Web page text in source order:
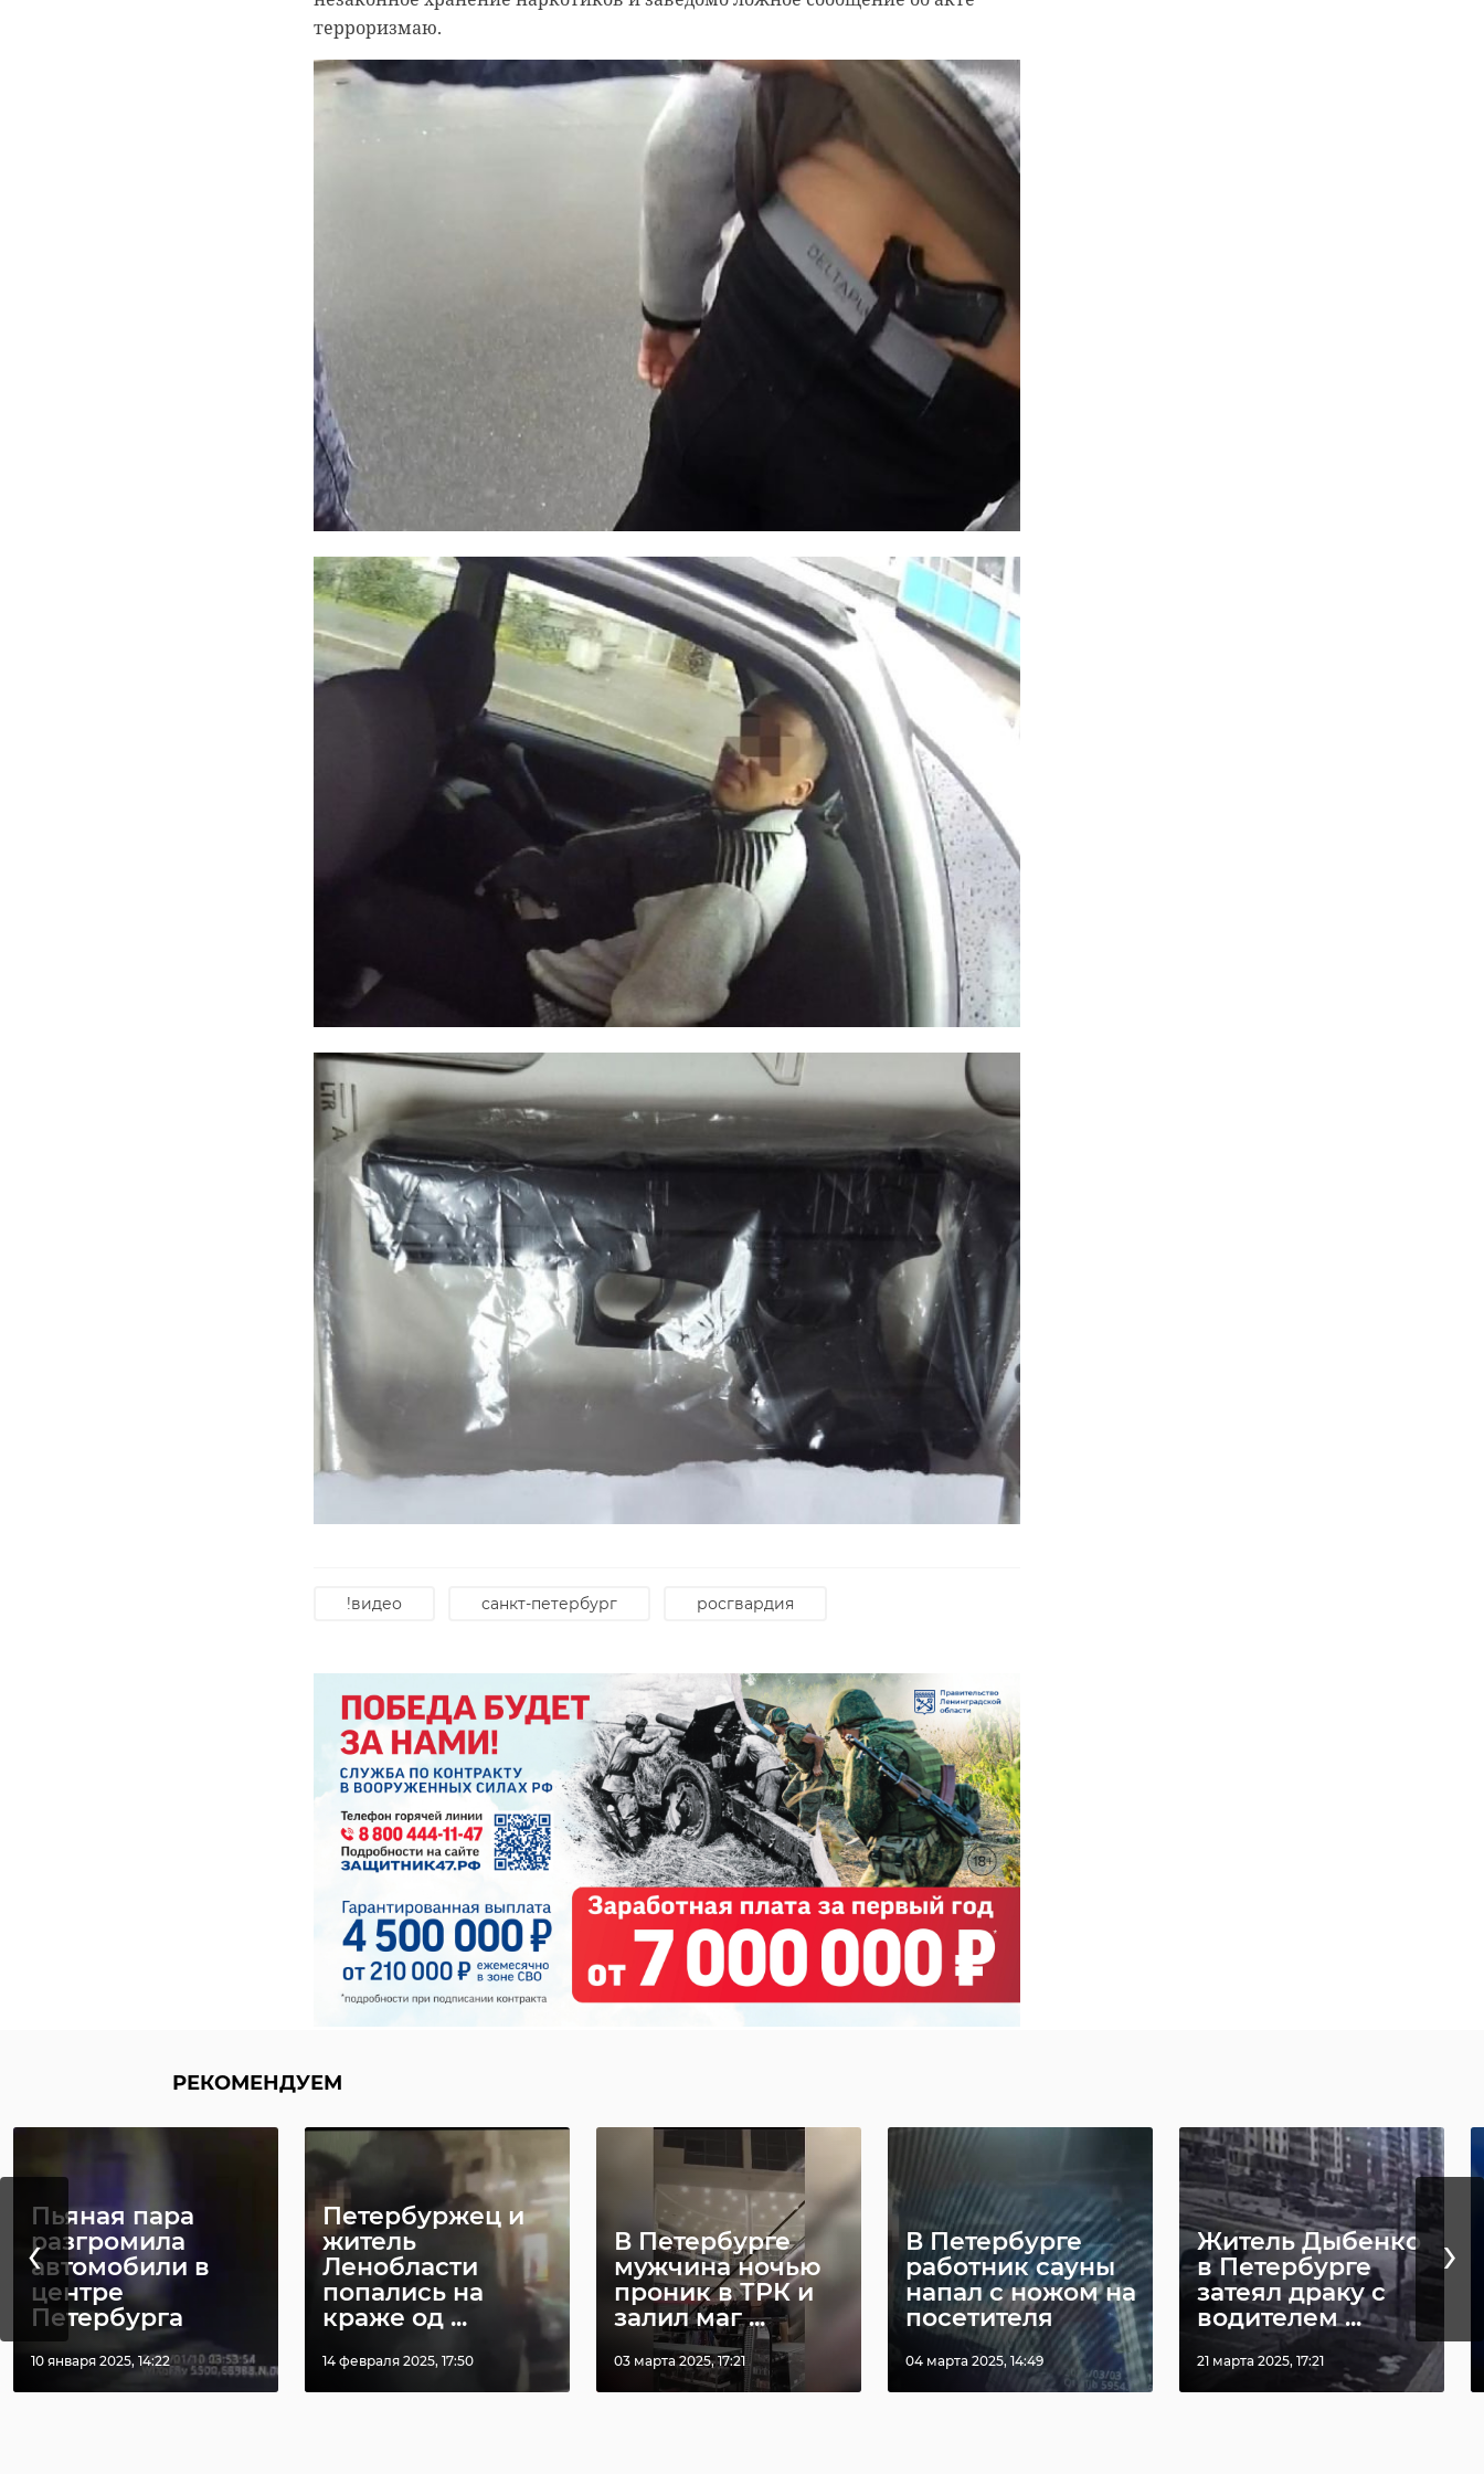
терроризмаю.
!видео санкт-петербург росгвардия
РЕКОМЕНДУЕМ
Пьяная пара
разгромила
автомобили в
центре
Петербурга
10 января 2025, 14:22
Петербуржец и
житель
Ленобласти
попались на
краже од ...
14 февраля 2025, 17:50
В Петербурге
мужчина ночью
проник в ТРК и
залил маг ...
03 марта 2025, 17:21
В Петербурге
работник сауны
напал с ножом на
посетителя
04 марта 2025, 14:49
Житель Дыбенко
в Петербурге
затеял драку с
водителем ...
21 марта 2025, 17:21
‹ ›
Фото: комитет по природным ресурсам Ленобласти
ликвидация свалки
Городская свалка
в Светогорске
полностью
ликвидирована
23 декабря 2024, 14:32
Хозяина земли
под Волосово
через суд
заставили убрат ...
13 февраля 2025, 18:12
В Янино
ликвидировали
свалку на
территории
завода по ...
14 февраля 2025, 20:22
губернатор ленинградской области
транспортная инфраструктура